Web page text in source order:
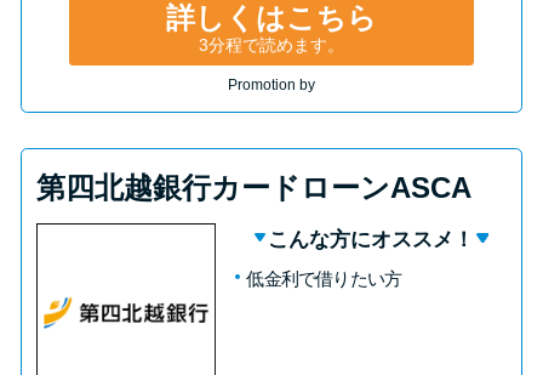
詳しくはこちら
3分程で読めます。
Promotion by
第四北越銀行カードローンASCA
こんな方にオススメ！
低金利で借りたい方